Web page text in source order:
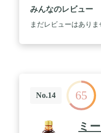
みんなのレビュー
まだレビューはありま
No.14 65
ミ